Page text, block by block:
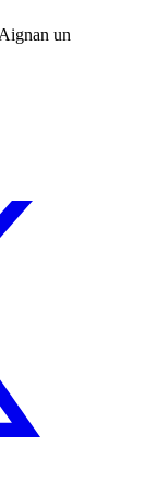
un